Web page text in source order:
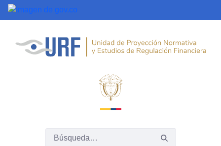
Saltar al contenido principal